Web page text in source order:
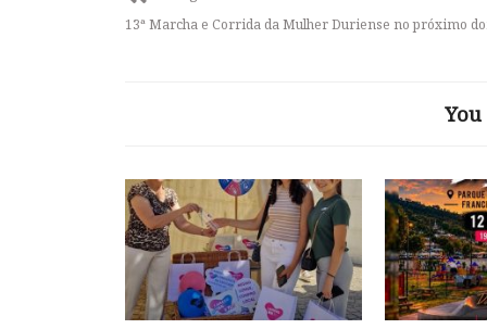
13ª Marcha e Corrida da Mulher Duriense no próximo